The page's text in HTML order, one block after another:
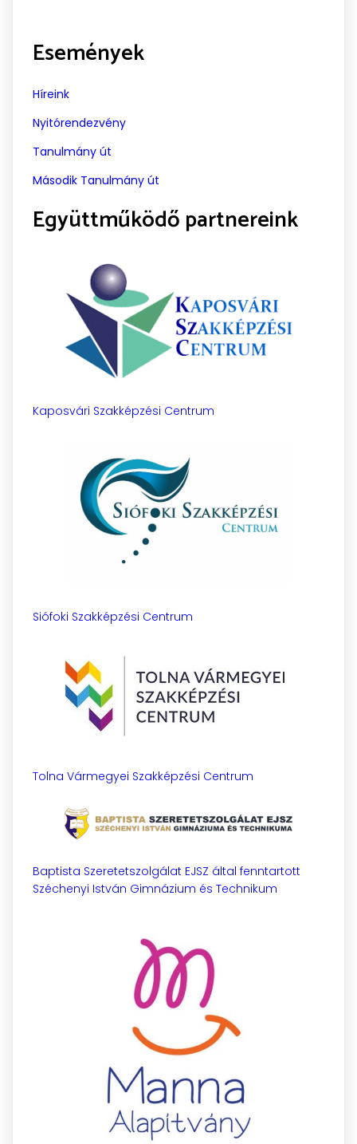
Események
Híreink
Nyitórendezvény
Tanulmány út
Második Tanulmány út
Együttműködő partnereink
Kaposvári Szakképzési Centrum
Siófoki Szakképzési Centrum
Tolna Vármegyei Szakképzési Centrum
Baptista Szeretetszolgálat EJSZ által fenntartott
Széchenyi István Gimnázium és Technikum